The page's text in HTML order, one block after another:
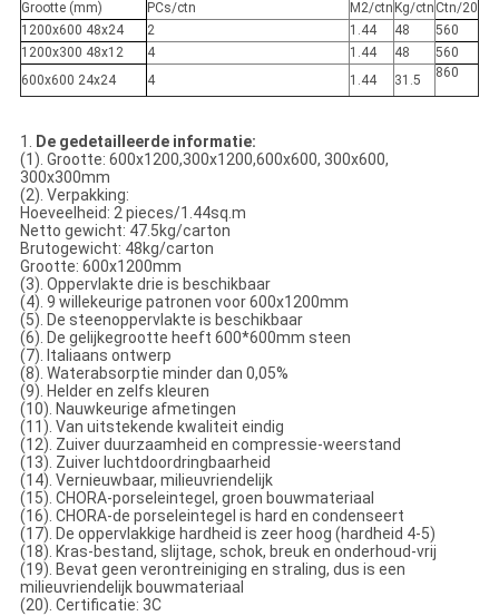
Grootte (mm)
PCs/ctn M2/ctn Kg/ctn Ctn/20
1200x600 48x24
2 1.44 48
560
1200x300 48x12
4 1.44 48
560
600x600 24x24
4 1.44 31.5 860
1. De gedetailleerde informatie:
(1). Grootte: 600x1200,300x1200,600x600, 300x600,
300x300mm
(2). Verpakking:
Hoeveelheid: 2 pieces/1.44sq.m
Netto gewicht: 47.5kg/carton
Brutogewicht: 48kg/carton
Grootte: 600x1200mm
(3). Oppervlakte drie is beschikbaar
(4). 9 willekeurige patronen voor 600x1200mm
(5). De steenoppervlakte is beschikbaar
(6). De gelijkegrootte heeft 600*600mm steen
(7). Italiaans ontwerp
(8). Waterabsorptie minder dan 0,05%
(9). Helder en zelfs kleuren
(10). Nauwkeurige afmetingen
(11). Van uitstekende kwaliteit eindig
(12). Zuiver duurzaamheid en compressie-weerstand
(13). Zuiver luchtdoordringbaarheid
(14). Vernieuwbaar, milieuvriendelijk
(15). CHORA-porseleintegel, groen bouwmateriaal
(16). CHORA-de porseleintegel is hard en condenseert
(17). De oppervlakkige hardheid is zeer hoog (hardheid 4-5)
(18). Kras-bestand, slijtage, schok, breuk en onderhoud-vrij
(19). Bevat geen verontreiniging en straling, dus is een
milieuvriendelijk bouwmateriaal
(20). Certificatie: 3C